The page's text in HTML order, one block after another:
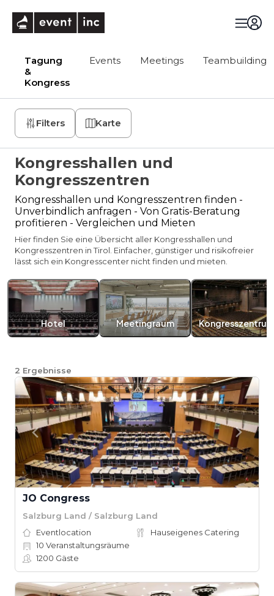
Tagung
&
Kongress
Events Meetings Teambuilding
Filters Karte
Kongresshallen und
Kongresszentren
Kongresshallen und Kongresszentren finden -
Unverbindlich anfragen - Von Gratis-Beratung
profitieren - Vergleichen und Mieten
Hier finden Sie eine Übersicht aller Kongresshallen und
Kongresszentren in Tirol. Einfacher, günstiger und risikofreier
lässt sich ein Kongresscenter nicht finden und mieten.
Hotel Meetingraum Kongresszentrum
2 Ergebnisse
JO Congress
Salzburg Land / Salzburg Land
Eventlocation
Hauseigenes Catering
10 Veranstaltungsräume
1200 Gäste